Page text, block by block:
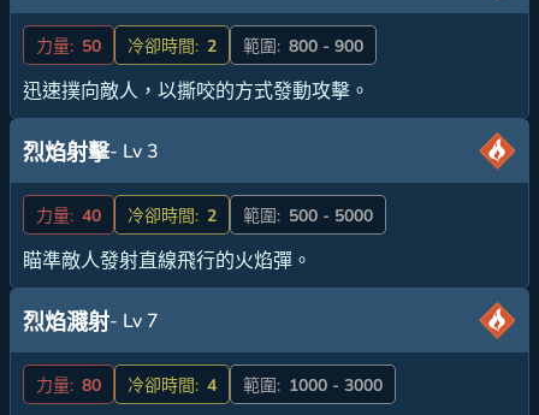
力量: 50 冷卻時間: 2 範圍: 800 - 900
迅速撲向敵人，以撕咬的方式發動攻擊。
烈焰射擊- Lv 3
力量: 40 冷卻時間: 2 範圍: 500 - 5000
瞄準敵人發射直線飛行的火焰彈。
烈焰濺射- Lv 7
力量: 80 冷卻時間: 4 範圍: 1000 - 3000